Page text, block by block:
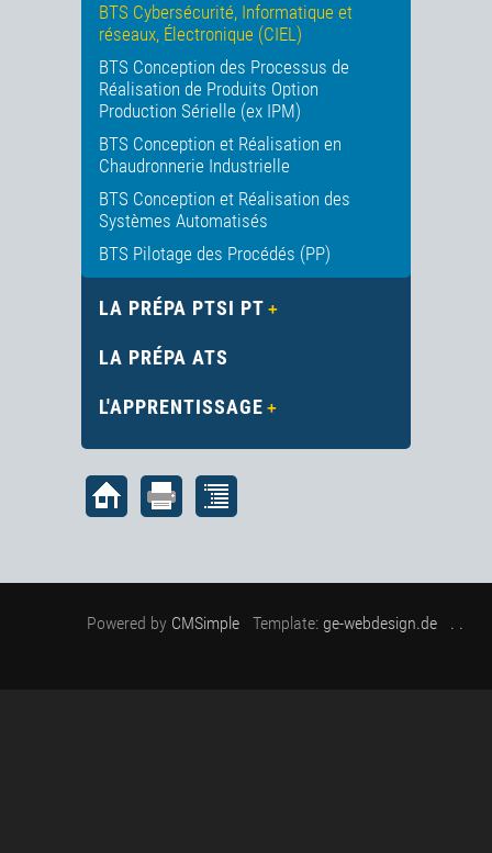
BTS Cybersécurité, Informatique et
réseaux, Électronique (CIEL)
BTS Conception des Processus de
Réalisation de Produits Option
Production Sérielle (ex IPM)
BTS Conception et Réalisation en
Chaudronnerie Industrielle
BTS Conception et Réalisation des
Systèmes Automatisés
BTS Pilotage des Procédés (PP)
LA PRÉPA PTSI PT
LA PRÉPA ATS
L'APPRENTISSAGE
Powered by CMSimple Template: ge-webdesign.de . .